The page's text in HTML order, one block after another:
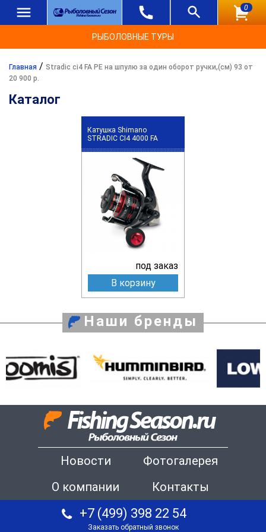
0
РЫБОЛОВНЫЕ ТУРЫ
Главная / Stradic ci4 FA PE на шпулю за один оборот ручки,(см) 93 от
20 900 р.
Каталог
Катушка Shimano
STRADIC CI4 4000 FA
под заказ
В корзину
Наши бренды
Новости
Фотогалерея
О компании
Контакты
+7 (499) 398 22 54
Заказать обратный звонок